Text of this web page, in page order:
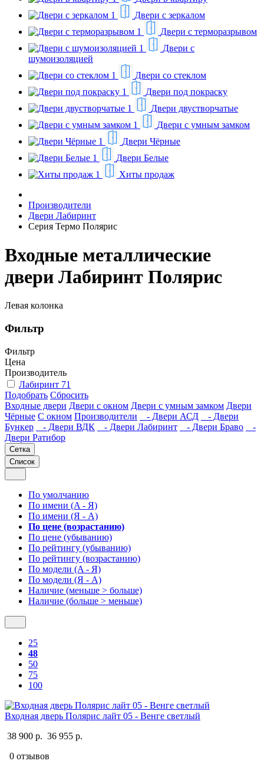
Двери с зеркалом
Двери с терморазрывом
Двери с
шумоизоляцией
Двери со стеклом
Двери под покраску
Двери двустворчатые
Двери с умным замком
Двери Чёрные
Двери Белые
Хиты продаж
Производители
Двери Лабиринт
Серия Термо Полярис
Входные металлические
двери Лабиринт Полярис
Левая колонка
Фильтр
Фильтр
Цена
Производитель
Лабиринт 71
Подобрать Сбросить
Входные двери Двери с окном Двери с умным замком Двери
Чёрные C окном Производители - Двери АСД
- Двери
Бункер
- Двери ВДК - Двери Лабиринт - Двери Браво
-
Двери Ратибор
Сетка
Список
По умолчанию
По имени (A - Я)
По имени (Я - A)
По цене (возрастанию)
По цене (убыванию)
По рейтингу (убыванию)
По рейтингу (возрастанию)
По модели (A - Я)
По модели (Я - A)
Наличие (меньше > больше)
Наличие (больше > меньше)
25
48
50
75
100
Входная дверь Полярис лайт 05 - Венге светлый
38 900 р. 36 955 р.
0 отзывов